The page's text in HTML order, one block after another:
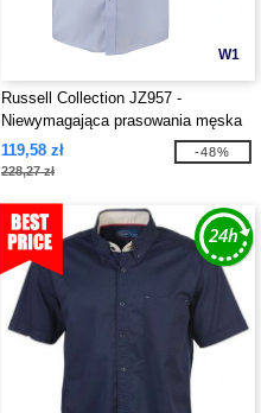
W1
Russell Collection JZ957 -
Niewymagająca prasowania męska
koszula z krótki rękawkiem
119,58 zł
228,27 zł
-48%